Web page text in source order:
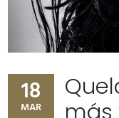
18
MAR